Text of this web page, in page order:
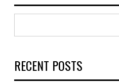
RECENT POSTS